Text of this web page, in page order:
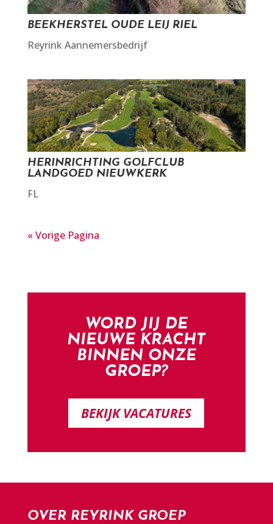
BEEKHERSTEL OUDE LEIJ RIEL
Reyrink Aannemersbedrijf
HERINRICHTING GOLFCLUB
LANDGOED NIEUWKERK
FL
« Vorige Pagina
WORD JIJ DE
NIEUWE KRACHT
BINNEN ONZE
GROEP?
BEKIJK VACATURES
OVER REYRINK GROEP